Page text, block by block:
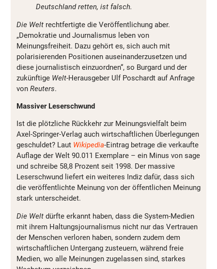
Deutschland retten, ist falsch.
Die Welt rechtfertigte die Veröffentlichung aber.
„Demokratie und Journalismus leben von
Meinungsfreiheit. Dazu gehört es, sich auch mit
polarisierenden Positionen auseinanderzusetzen und
diese journalistisch einzuordnen“, so Burgard und der
zukünftige Welt-Herausgeber Ulf Poschardt auf Anfrage
von Reuters.
Massiver Leserschwund
Ist die plötzliche Rückkehr zur Meinungsvielfalt beim
Axel-Springer-Verlag auch wirtschaftlichen Überlegungen
geschuldet? Laut Wikipedia-Eintrag betrage die verkaufte
Auflage der Welt 90.011 Exemplare – ein Minus von sage
und schreibe 58,8 Prozent seit 1998. Der massive
Leserschwund liefert ein weiteres Indiz dafür, dass sich
die veröffentlichte Meinung von der öffentlichen Meinung
stark unterscheidet.
Die Welt dürfte erkannt haben, dass die System-Medien
mit ihrem Haltungsjournalismus nicht nur das Vertrauen
der Menschen verloren haben, sondern zudem dem
wirtschaftlichen Untergang zusteuern, während freie
Medien, wo alle Meinungen zugelassen sind, starkes